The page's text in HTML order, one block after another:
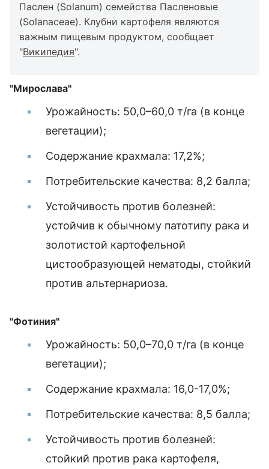
Паслен (Solanum) семейства Пасленовые
(Solanaceae). Клубни картофеля являются
важным пищевым продуктом, сообщает
"Википедия".
"Мирослава"
Урожайность: 50,0–60,0 т/га (в конце
вегетации);
Содержание крахмала: 17,2%;
Потребительские качества: 8,2 балла;
Устойчивость против болезней:
устойчив к обычному патотипу рака и
золотистой картофельной
цистообразующей нематоды, стойкий
против альтернариоза.
"Фотиния"
Урожайность: 50,0–70,0 т/га (в конце
вегетации);
Содержание крахмала: 16,0-17,0%;
Потребительские качества: 8,5 балла;
Устойчивость против болезней:
стойкий против рака картофеля,